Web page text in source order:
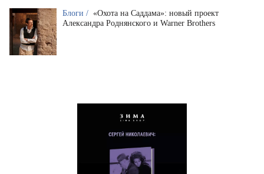
Блоги / «Охота на Саддама»: новый проект
Александра Роднянского и Warner Brothers